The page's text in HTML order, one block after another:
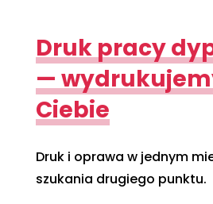
Druk pracy
—
Ciebie
Druk i oprawa w jednym
szukania drugiego punktu.